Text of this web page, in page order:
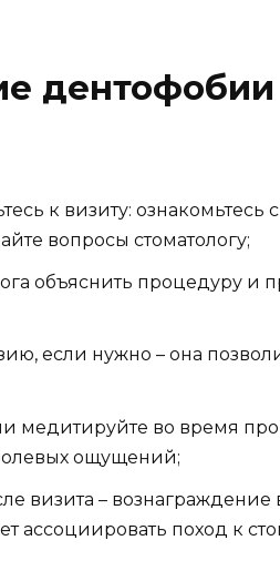
дентофобии
к визиту:
вопросы стоматологу;
объяснить процедуру и
если нужно – она
медитируйте во время
ощущений;
визита –
ассоциировать поход к